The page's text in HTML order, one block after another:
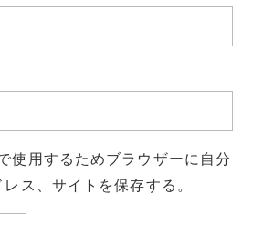
使用するためブラウザーに自分
ス、サイトを保存する。